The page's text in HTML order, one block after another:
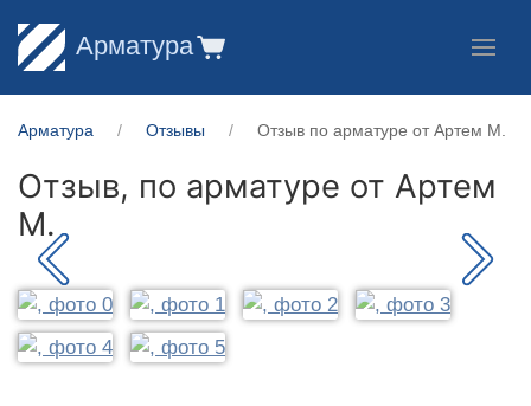
Арматура
Арматура Отзывы Отзыв по арматуре от Артем М.
Отзыв, по арматуре от Артем
М.